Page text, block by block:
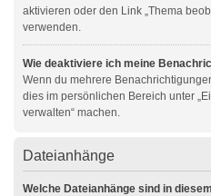
aktivieren oder den Link „Thema
verwenden.
Wie deaktiviere ich meine
Wenn du mehrere
dies im persönlichen Bereich unter
verwalten“ machen.
Dateianhänge
Welche Dateianhänge sind in